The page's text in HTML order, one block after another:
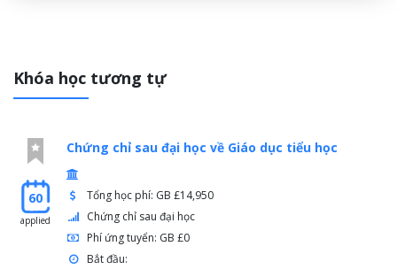
Khóa học tương tự
60
applied
Chứng chỉ sau đại học về Giáo dục tiểu học
Tổng học phí: GB £14,950
Chứng chỉ sau đại học
Phí ứng tuyển: GB £0
Bắt đầu: